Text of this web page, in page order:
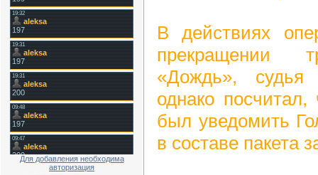
Для добавления необходима
авторизация
В действиях
прекращении
«Дождь»,
однако
был уведомить
в составе пакета